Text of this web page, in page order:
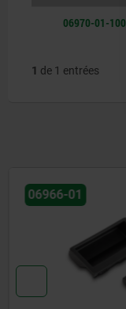
06970-01-100
1 de 1 entrées
06962